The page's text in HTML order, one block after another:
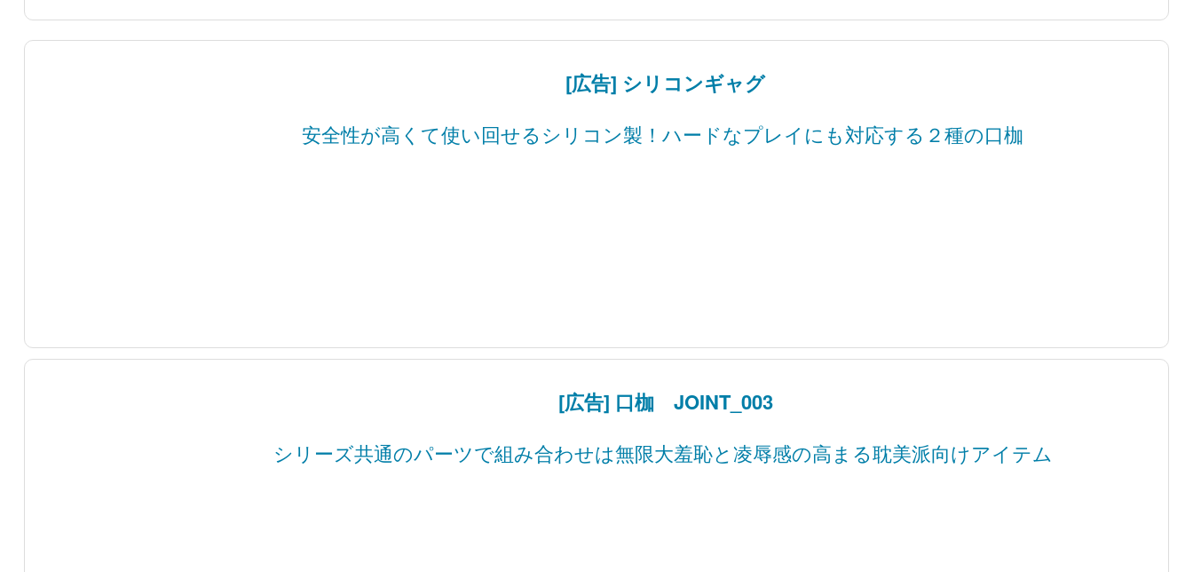
[広告] シリコンギャグ
安全性が高くて使い回せるシリコン製！ハードなプレイにも対応する２種の口枷
[広告] 口枷 JOINT_003
シリーズ共通のパーツで組み合わせは無限大羞恥と凌辱感の高まる耽美派向けアイテム